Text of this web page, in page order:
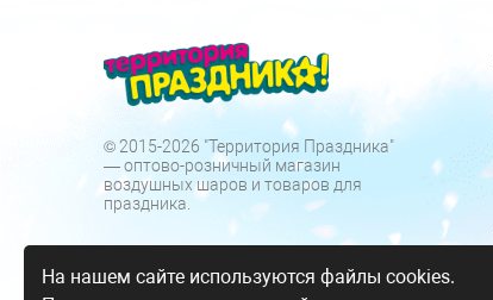
© 2015-2026 "Территория Праздника"
— оптово-розничный магазин
воздушных шаров и товаров для
праздника.
На нашем сайте используются файлы cookies.